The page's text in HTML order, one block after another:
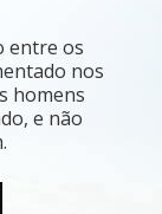
entre os
nos
homens
e não